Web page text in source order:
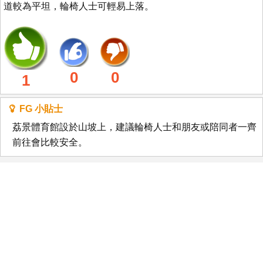
道較為平坦，輪椅人士可輕易上落。
1 0 0
FG 小貼士
荔景體育館設於山坡上，建議輪椅人士和朋友或陪同者一齊
前往會比較安全。